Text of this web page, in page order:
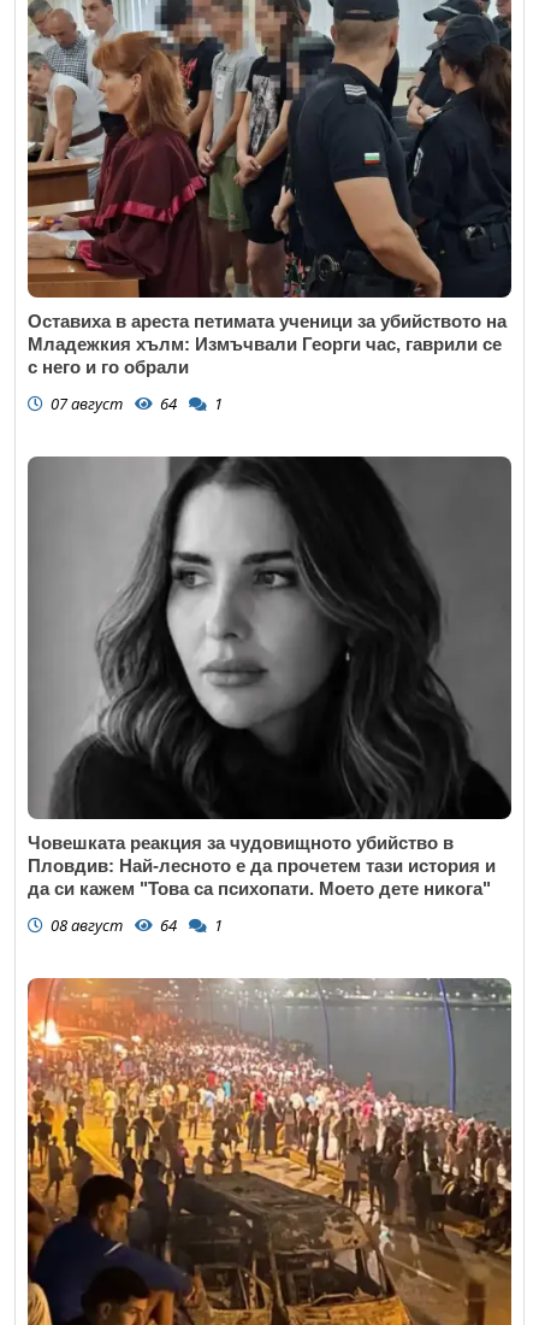
Оставиха в ареста петимата ученици за убийството на
Младежкия хълм: Измъчвали Георги час, гаврили се
с него и го обрали
07 август 64 1
Човешката реакция за чудовищното убийство в
Пловдив: Най-лесното е да прочетем тази история и
да си кажем "Това са психопати. Моето дете никога"
08 август 64 1